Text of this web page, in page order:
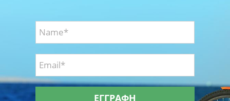
Biking Photos
Activities Photos Biking